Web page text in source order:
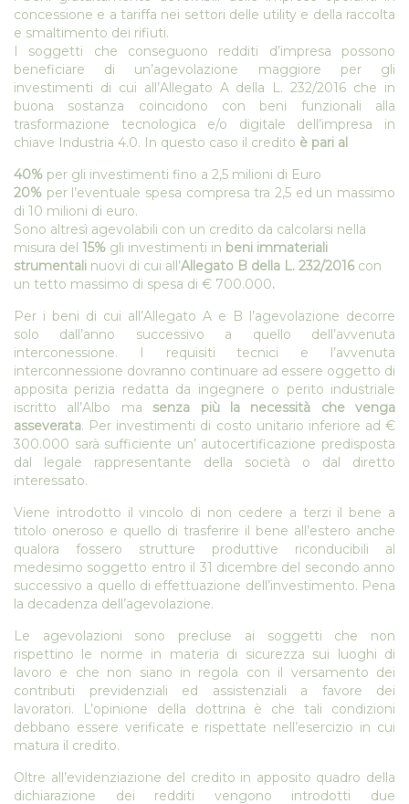
concessione e a tariffa nei settori delle utility e della raccolta
e smaltimento dei rifiuti.
I soggetti che conseguono redditi d’impresa possono
beneficiare di un’agevolazione maggiore per gli
investimenti di cui all’Allegato A della L. 232/2016 che in
buona sostanza coincidono con beni funzionali alla
trasformazione tecnologica e/o digitale dell’impresa in
chiave Industria 4.0. In questo caso il credito è pari al
40% per gli investimenti fino a 2,5 milioni di Euro
20% per l’eventuale spesa compresa tra 2,5 ed un massimo
di 10 milioni di euro.
Sono altresì agevolabili con un credito da calcolarsi nella
misura del 15% gli investimenti in beni immateriali
strumentali nuovi di cui all’Allegato B della L. 232/2016 con
un tetto massimo di spesa di € 700.000.
Per i beni di cui all’Allegato A e B l’agevolazione decorre
solo dall’anno successivo a quello dell’avvenuta
interconessione. I requisiti tecnici e l’avvenuta
interconnessione dovranno continuare ad essere oggetto di
apposita perizia redatta da ingegnere o perito industriale
iscritto all’Albo ma senza più la necessità che venga
asseverata. Per investimenti di costo unitario inferiore ad €
300.000 sarà sufficiente un’ autocertificazione predisposta
dal legale rappresentante della società o dal diretto
interessato.
Viene introdotto il vincolo di non cedere a terzi il bene a
titolo oneroso e quello di trasferire il bene all’estero anche
qualora fossero strutture produttive riconducibili al
medesimo soggetto entro il 31 dicembre del secondo anno
successivo a quello di effettuazione dell’investimento. Pena
la decadenza dell’agevolazione.
Le agevolazioni sono precluse ai soggetti che non
rispettino le norme in materia di sicurezza sui luoghi di
lavoro e che non siano in regola con il versamento dei
contributi previdenziali ed assistenziali a favore dei
lavoratori. L’opinione della dottrina è che tali condizioni
debbano essere verificate e rispettate nell’esercizio in cui
matura il credito.
Oltre all’evidenziazione del credito in apposito quadro della
dichiarazione dei redditi vengono introdotti due